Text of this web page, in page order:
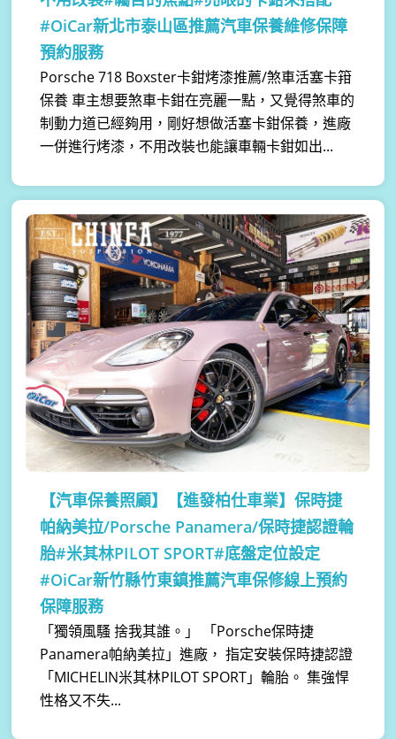
#OiCar新北市泰山區推薦汽車保養維修保障
預約服務
Porsche 718 Boxster卡鉗烤漆推薦/煞車活塞卡箝
保養 車主想要煞車卡鉗在亮麗一點，又覺得煞車的
制動力道已經夠用，剛好想做活塞卡鉗保養，進廠
一併進行烤漆，不用改裝也能讓車輛卡鉗如出...
【汽車保養照顧】
【進發柏仕車業】保時捷
帕納美拉/Porsche Panamera/保時捷認證輪
胎#米其林PILOT SPORT#底盤定位設定
#OiCar新竹縣竹東鎮推薦汽車保修線上預約
保障服務
「獨領風騷 捨我其誰。」 「Porsche保時捷
Panamera帕納美拉」進廠， 指定安裝保時捷認證
「MICHELIN米其林PILOT SPORT」輪胎。 集強悍
性格又不失...